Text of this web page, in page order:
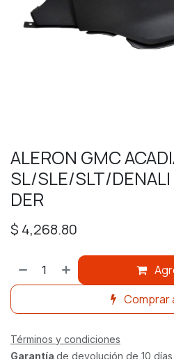
ALERON GMC
SL/SLE/SLT/
DER
$ 4,268.80
Comprar
Términos y condiciones
Garantía de devolución de 10 días